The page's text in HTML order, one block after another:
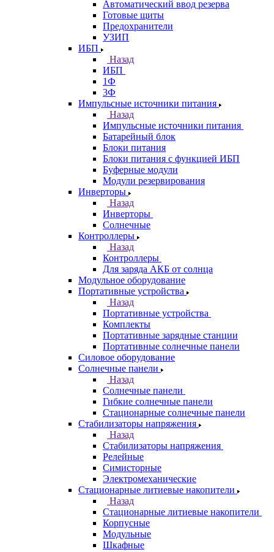
Автоматический ввод резерва
Готовые щиты
Предохранители
УЗИП
ИБП
Назад
ИБП
1Ф
3Ф
Импульсные источники питания
Назад
Импульсные источники питания
Батарейный блок
Блоки питания
Блоки питания с функцией ИБП
Буферные модули
Модули резервирования
Инверторы
Назад
Инверторы
Солнечные
Контроллеры
Назад
Контроллеры
Для заряда АКБ от солнца
Модульное оборудование
Портативные устройства
Назад
Портативные устройства
Комплекты
Портативные зарядные станции
Портативные солнечные панели
Силовое оборудование
Солнечные панели
Назад
Солнечные панели
Гибкие солнечные панели
Стационарные солнечные панели
Стабилизаторы напряжения
Назад
Стабилизаторы напряжения
Релейные
Симисторные
Электромеханические
Стационарные литиевые накопители
Назад
Стационарные литиевые накопители
Корпусные
Модульные
Шкафные